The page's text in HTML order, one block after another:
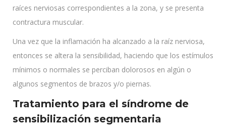
raíces nerviosas correspondientes a la zona, y se presenta
contractura muscular.
Una vez que la inflamación ha alcanzado a la raíz nerviosa,
entonces se altera la sensibilidad, haciendo que los estímulos
mínimos o normales se perciban dolorosos en algún o
algunos segmentos de brazos y/o piernas.
Tratamiento para el síndrome de
sensibilización segmentaria